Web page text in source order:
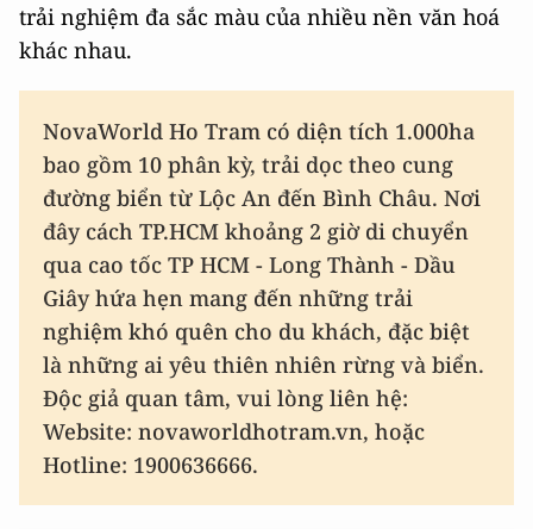
trải nghiệm đa sắc màu của nhiều nền văn hoá
khác nhau.
NovaWorld Ho Tram có diện tích 1.000ha
bao gồm 10 phân kỳ, trải dọc theo cung
đường biển từ Lộc An đến Bình Châu. Nơi
đây cách TP.HCM khoảng 2 giờ di chuyển
qua cao tốc TP HCM - Long Thành - Dầu
Giây hứa hẹn mang đến những trải
nghiệm khó quên cho du khách, đặc biệt
là những ai yêu thiên nhiên rừng và biển.
Độc giả quan tâm, vui lòng liên hệ:
Website: novaworldhotram.vn, hoặc
Hotline: 1900636666.